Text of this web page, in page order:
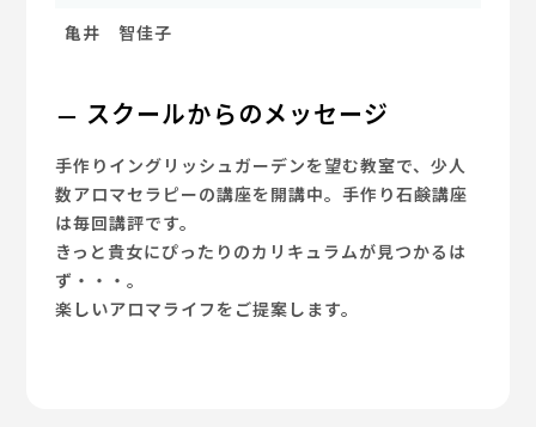
亀井 智佳子
スクールからのメッセージ
手作りイングリッシュガーデンを望む教室で、少人
数アロマセラピーの講座を開講中。手作り石鹸講座
は毎回講評です。
きっと貴女にぴったりのカリキュラムが見つかるは
ず・・・。
楽しいアロマライフをご提案します。